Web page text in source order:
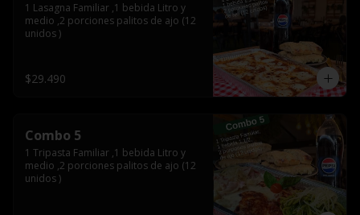
1 Lasagna Familiar ,1 bebida Litro y
medio ,2 porciones palitos de ajo (12
unidos )
$29.490
Combo 5
1 Tripasta Familiar ,1 bebida Litro y
medio ,2 porciones palitos de ajo (12
unidos )